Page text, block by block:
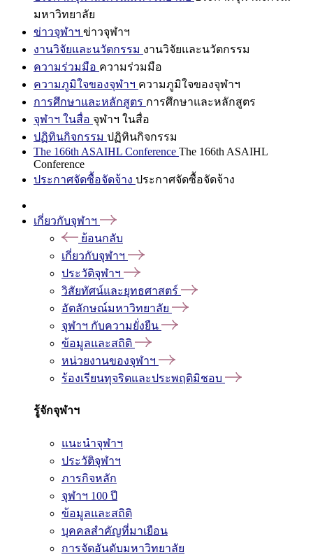
มหาวิทยาลัย
ข่าวจุฬาฯ ข่าวจุฬาฯ
งานวิจัยและนวัตกรรม งานวิจัยและนวัตกรรม
ความร่วมมือ ความร่วมมือ
ความภูมิใจของจุฬาฯ ความภูมิใจของจุฬาฯ
การศึกษาและหลักสูตร การศึกษาและหลักสูตร
จุฬาฯ ในสื่อ จุฬาฯ ในสื่อ
ปฏิทินกิจกรรม ปฏิทินกิจกรรม
The 166th ASAIHL Conference The 166th ASAIHL
Conference
ประกาศจัดซื้อจัดจ้าง ประกาศจัดซื้อจัดจ้าง
เกี่ยวกับจุฬาฯ
ย้อนกลับ
เกี่ยวกับจุฬาฯ
ประวัติจุฬาฯ
วิสัยทัศน์และยุทธศาสตร์
อัตลักษณ์มหาวิทยาลัย
จุฬาฯ กับความยั่งยืน
ข้อมูลและสถิติ
หน่วยงานของจุฬาฯ
ร้องเรียนทุจริตและประพฤติมิชอบ
รู้จักจุฬาฯ
แนะนำจุฬาฯ
ประวัติจุฬาฯ
ภารกิจหลัก
จุฬาฯ 100 ปี
ข้อมูลและสถิติ
บุคคลสำคัญที่มาเยือน
การจัดอันดับมหาวิทยาลัย